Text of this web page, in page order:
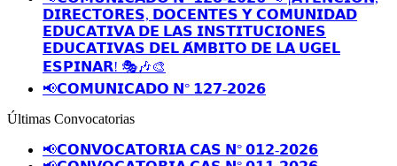
𝗗𝗜𝗥𝗘𝗖𝗧𝗢𝗥𝗘𝗦, 𝗗𝗢𝗖𝗘𝗡𝗧𝗘𝗦 𝗬 𝗖𝗢𝗠𝗨𝗡𝗜𝗗𝗔𝗗
𝗘𝗗𝗨𝗖𝗔𝗧𝗜𝗩𝗔 𝗗𝗘 𝗟𝗔𝗦 𝗜𝗡𝗦𝗧𝗜𝗧𝗨𝗖𝗜𝗢𝗡𝗘𝗦
𝗘𝗗𝗨𝗖𝗔𝗧𝗜𝗩𝗔𝗦 𝗗𝗘𝗟 𝗔́𝗠𝗕𝗜𝗧𝗢 𝗗𝗘 𝗟𝗔 𝗨𝗚𝗘𝗟
𝗘𝗦𝗣𝗜𝗡𝗔𝗥! 🎭🎶🎨
📢𝗖𝗢𝗠𝗨𝗡𝗜𝗖𝗔𝗗𝗢 𝗡° 𝟭𝟮𝟳-𝟮𝟬𝟮𝟲
Últimas Convocatorias
📢𝗖𝗢𝗡𝗩𝗢𝗖𝗔𝗧𝗢𝗥𝗜𝗔 𝗖𝗔𝗦 𝗡° 𝟬𝟭𝟮-𝟮𝟬𝟮𝟲